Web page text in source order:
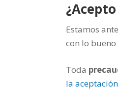
Estamos
con lo
Toda
la